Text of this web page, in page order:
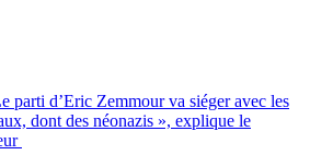
parti d’Eric Zemmour va siéger avec les
dont des néonazis », explique le